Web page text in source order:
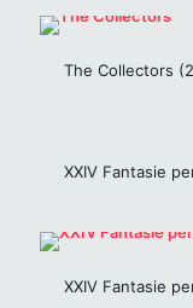
The Collectors
XXIV Fantasie
XXIV Fantasie